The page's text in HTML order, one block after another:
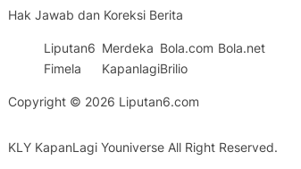
Hak Jawab dan Koreksi Berita
Liputan6 Merdeka Bola.com Bola.net
Fimela
KapanlagiBrilio
Copyright © 2026 Liputan6.com
KLY KapanLagi Youniverse All Right Reserved.